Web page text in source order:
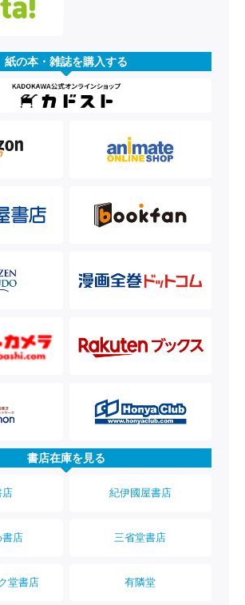
紙の本・雑誌を購入する
書店在庫を見る
店 紀伊國屋書店
書店 三省堂書店
堂書店 有隣堂